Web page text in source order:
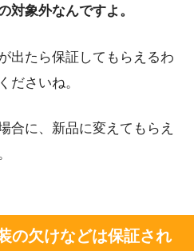
対象外なんですよ。
出たら保証してもらえるわ
ださいね。
合に、新品に変えてもらえ
の欠けなどは保証され